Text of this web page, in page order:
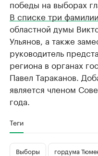
победы на выборах
В списке три фамилии
областной думы
Ульянов, а также
руководитель
региона в органах
Павел Тараканов.
является членом
года.
Теги
Выборы гордума